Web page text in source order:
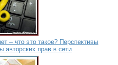
– что это такое? Перспективы
авторских прав в сети